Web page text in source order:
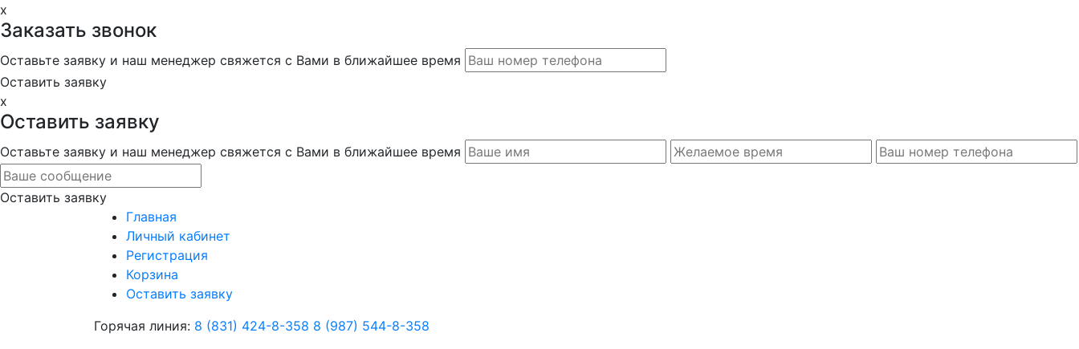
x
Заказать звонок
Оставьте заявку и наш менеджер свяжется с Вами в ближайшее время
Оставить заявку
x
Оставить заявку
Оставьте заявку и наш менеджер свяжется с Вами в ближайшее время
Оставить заявку
Главная
Личный кабинет
Регистрация
Корзина
Оставить заявку
Горячая линия: 8 (831) 424-8-358 8 (987) 544-8-358